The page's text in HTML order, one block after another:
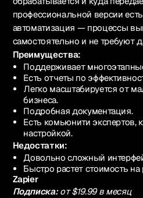
профессиональной версии
автоматизация — процессы
самостоятельно и не требуют
Преимущества:
Поддерживает
Есть отчеты по
Легко масштабируется от
бизнеса.
Подробная документация.
Есть комьюнити экспертов,
настройкой.
Недостатки:
Довольно сложный
Быстро растет стоимость на
Zapier
Подписка:от $19.99 в месяц